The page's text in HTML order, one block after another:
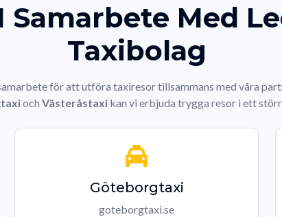
Samarbete Med
Taxibolag
för att utföra taxiresor tillsammans med våra
och Västeråstaxikan vi erbjuda trygga resor i ett
Göteborgtaxi
goteborgtaxi.se